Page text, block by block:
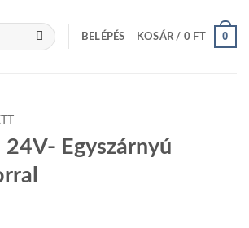
BELÉPÉS KOSÁR / 0 FT 0
Egyszárnyú